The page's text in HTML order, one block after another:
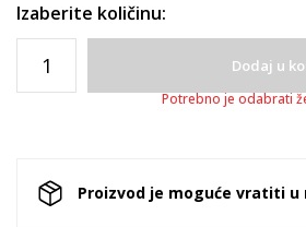
Izaberite količinu:
Dodaj u
Potrebno je odabrati
Proizvod je moguće vratiti u